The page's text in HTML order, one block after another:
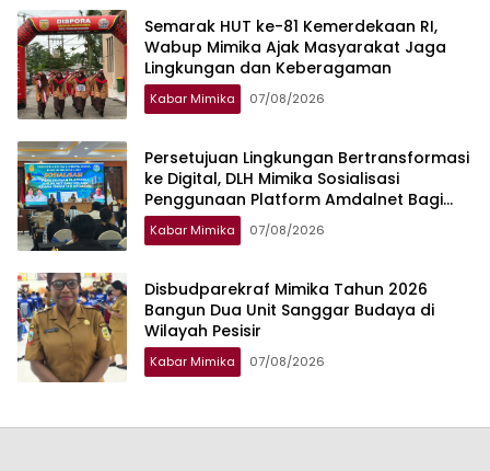
Semarak HUT ke-81 Kemerdekaan RI,
Wabup Mimika Ajak Masyarakat Jaga
Lingkungan dan Keberagaman
Kabar Mimika 07/08/2026
Persetujuan Lingkungan Bertransformasi
ke Digital, DLH Mimika Sosialisasi
Penggunaan Platform Amdalnet Bagi
Pelaku Usaha
Kabar Mimika 07/08/2026
Disbudparekraf Mimika Tahun 2026
Bangun Dua Unit Sanggar Budaya di
Wilayah Pesisir
Kabar Mimika 07/08/2026